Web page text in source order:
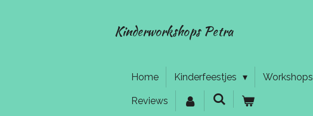
Kinderworkshops Petra
Home Kinderfeestjes Workshops
Reviews